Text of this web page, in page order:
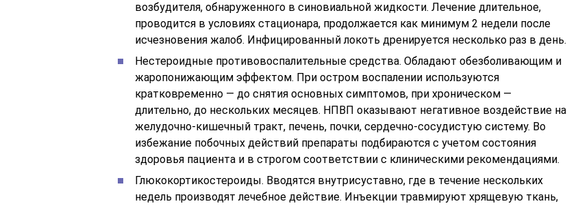
возбудителя, обнаруженного в синовиальной жидкости. Лечение длительное,
проводится в условиях стационара, продолжается как минимум 2 недели после
исчезновения жалоб. Инфицированный локоть дренируется несколько раз в день.
Нестероидные противовоспалительные средства. Обладают обезболивающим и
жаропонижающим эффектом. При остром воспалении используются
кратковременно — до снятия основных симптомов, при хроническом —
длительно, до нескольких месяцев. НПВП оказывают негативное воздействие на
желудочно-кишечный тракт, печень, почки, сердечно-сосудистую систему. Во
избежание побочных действий препараты подбираются с учетом состояния
здоровья пациента и в строгом соответствии с клиническими рекомендациями.
Глюкокортикостероиды. Вводятся внутрисуставно, где в течение нескольких
недель производят лечебное действие. Инъекции травмируют хрящевую ткань,